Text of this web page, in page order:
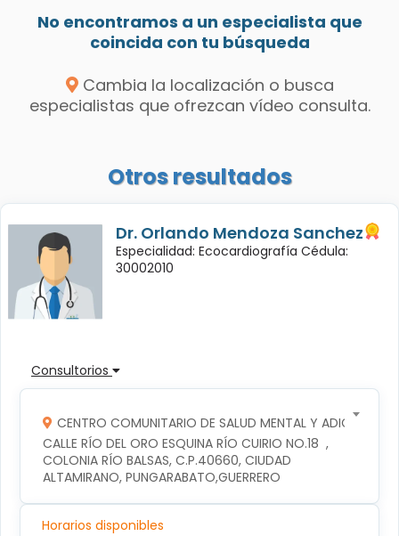
No encontramos a un especialista que
coincida con tu búsqueda
Cambia la localización o busca
especialistas que ofrezcan vídeo consulta.
Otros resultados
Dr. Orlando Mendoza Sanchez
Especialidad: Ecocardiografía Cédula:
30002010
Consultorios
CENTRO COMUNITARIO DE SALUD MENTAL Y
CALLE RÍO DEL ORO ESQUINA RÍO CUIRIO NO.18  ,
COLONIA RÍO BALSAS, C.P.40660, CIUDAD
ALTAMIRANO, PUNGARABATO,GUERRERO
Horarios disponibles